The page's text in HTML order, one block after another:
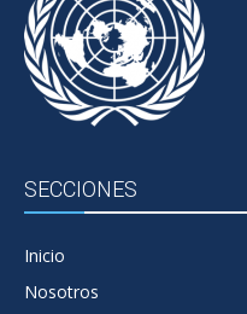
SECCIONES
Inicio
Nosotros